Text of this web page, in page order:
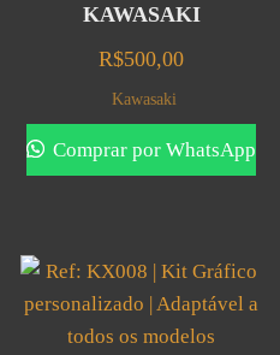
KAWASAKI
R$500,00
Kawasaki
Comprar por WhatsApp